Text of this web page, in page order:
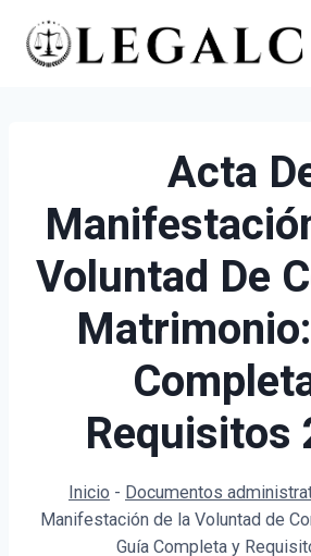
Saltar
Acta
Voluntad De
Requisitos
Inicio - Documentos
Manifestación de la Voluntad de
Guía Completa y